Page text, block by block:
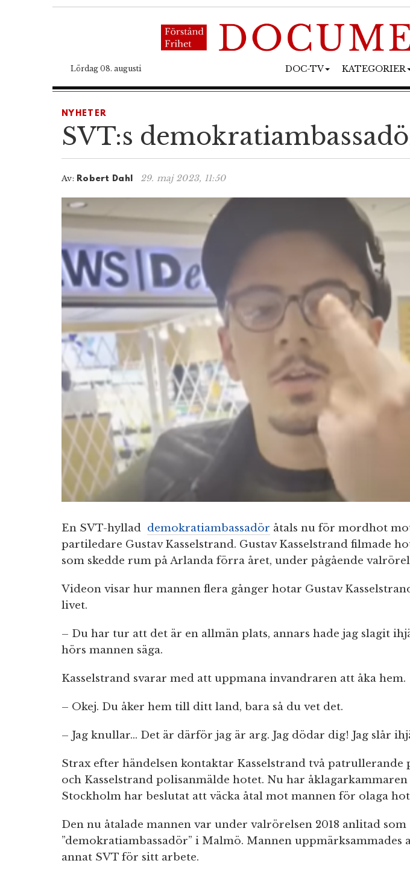
Lördag 08. augusti DOC-TV KATEGORIER
NYHETER
SVT:s
Av: Robert Dahl 29. maj 2023, 11:50
En SVT-hyllad demokratiambassadör åtals nu för mordhot mot
partiledare Gustav Kasselstrand. Gustav Kasselstrand filmade
som skedde rum på Arlanda förra året, under pågående
Videon visar hur mannen flera gånger hotar Gustav
livet.
– Du har tur att det är en allmän plats, annars hade jag slagit
hörs mannen säga.
Kasselstrand svarar med att uppmana invandraren att åka hem.
– Okej. Du åker hem till ditt land, bara så du vet det.
– Jag knullar… Det är därför jag är arg. Jag dödar dig! Jag slår
Strax efter händelsen kontaktar Kasselstrand två patrullerande
och Kasselstrand polisanmälde hotet. Nu har
Stockholm har beslutat att väcka åtal mot mannen för olaga
Den nu åtalade mannen var under valrörelsen 2018 anlitad som
”demokratiambassadör” i Malmö. Mannen uppmärksammades
annat SVT för sitt arbete.